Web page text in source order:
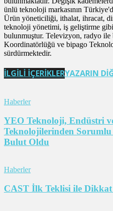
ünlü teknoloji markasının
Ürün yöneticiliği, ithalat, ihracat,
teknoloji yönetimi, iş geliştirme
bulunmuştur. Televizyon, radyo
Koordinatörlüğü ve bipago
sürdürmektedir.
İLGİLİ İÇERİKLERYAZARIN
Haberler
YEO Teknoloji, Endüstri
Teknolojilerinden
Bulut Oldu
Haberler
CAST İlk Teklisi ile